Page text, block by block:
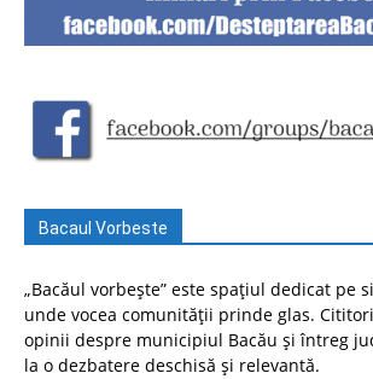
Bacaul Vorbeste
„Bacăul vorbește” este spațiul dedicat pe
unde vocea comunității prinde glas.
opinii despre municipiul Bacău și întreg
la o dezbatere deschisă și relevantă.